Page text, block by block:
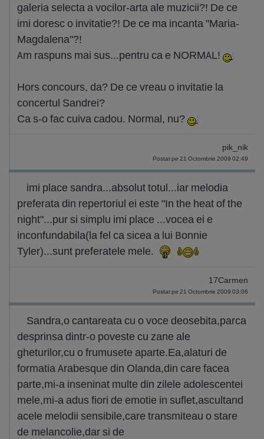
galeria selecta a vocilor-arta ale muzicii?! De ce
imi doresc o invitatie?! De ce ma incanta "Maria-
Magdalena"?!
Am raspuns mai sus...pentru ca e NORMAL!
Hors concours, da? De ce vreau o invitatie la
concertul Sandrei?
Ca s-o fac cuiva cadou. Normal, nu?
pik_nik
Postat pe 21 Octombrie 2009 02:49
imi place sandra...absolut totul...iar melodia
preferata din repertoriul ei este "In the heat of the
night"...pur si simplu imi place ...vocea ei e
inconfundabila(la fel ca sicea a lui Bonnie
Tyler)...sunt preferatele mele.
17Carmen
Postat pe 21 Octombrie 2009 03:06
Sandra,o cantareata cu o voce deosebita,parca
desprinsa dintr-o poveste cu zane ale
gheturilor,cu o frumusete aparte.Ea,alaturi de
formatia Arabesque din Olanda,din care facea
parte,mi-a inseninat multe din zilele adolescentei
mele,mi-a adus fiori de emotie in suflet,ascultand
acele melodii sensibile,care transmiteau o stare
de melancolie,dar si de